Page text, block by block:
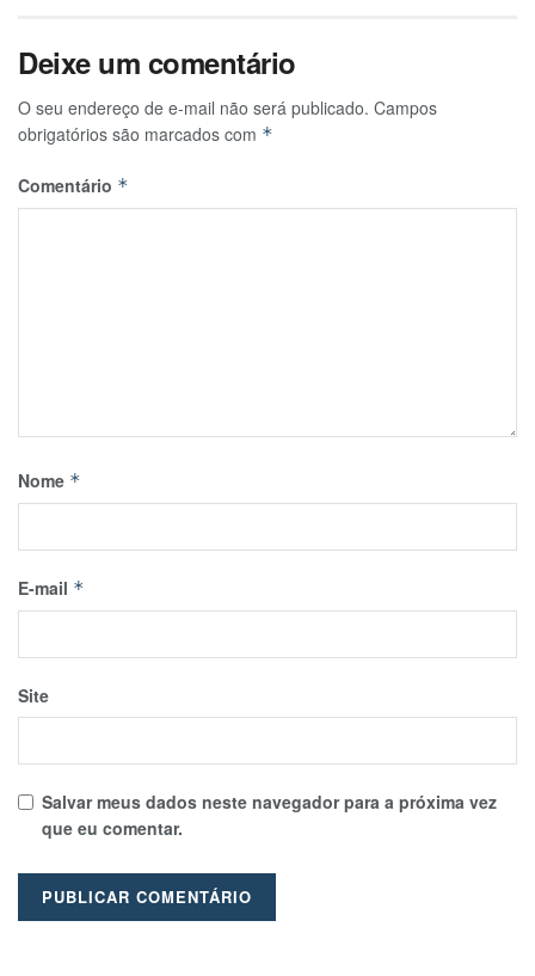
Deixe um comentário
O seu endereço de e-mail não será publicado. Campos
obrigatórios são marcados com *
Comentário *
Nome *
E-mail *
Site
Salvar meus dados neste navegador para a próxima vez
que eu comentar.